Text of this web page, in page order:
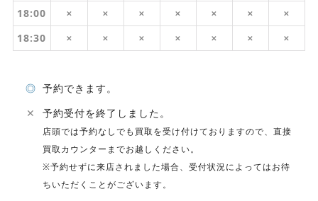
18:00
✕ ✕ ✕ ✕ ✕ ✕ ✕
18:30 ✕ ✕ ✕ ✕ ✕ ✕ ✕
◎ 予約できます。
✕
予約受付を終了しました。
店頭では予約なしでも買取を受け付けておりますので、直接
買取カウンターまでお越しください。
※予約せずに来店されました場合、受付状況によってはお待
ちいただくことがございます。